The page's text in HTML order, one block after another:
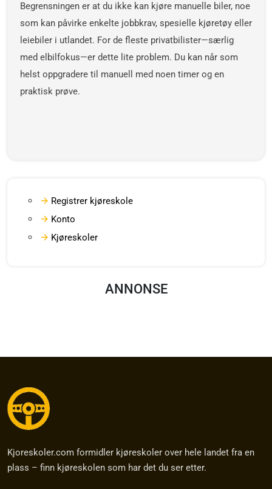
Begrensningen er at du ikke kan kjøre manuelle biler, noe
som kan påvirke enkelte jobbkrav, spesielle kjøretøy eller
leiebiler i utlandet. For de fleste privatbilister—særlig
med elbilfokus—er dette lite problem. Du kan når som
helst oppgradere til manuell med noen timer og en
praktisk prøve.
Registrer kjøreskole
Konto
Kjøreskoler
ANNONSE
Kjoreskoler.com formidler kjøreskoler over hele landet fra en
plass – finn kjøreskolen som har det du ser etter.